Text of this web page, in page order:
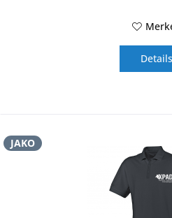
Details
JAKO